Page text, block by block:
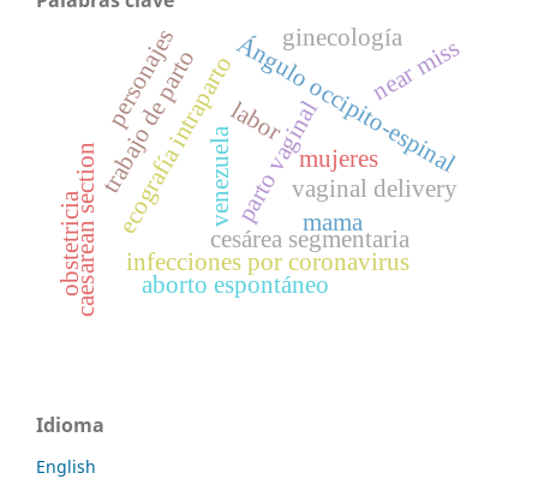
trabajo de parto
ecografía intrapartoÁngulo occipito-espinal
parto vaginal
cesárea segmentaria
labor
vaginal delivery
caesarean section
infecciones por coronavirus
aborto espontáneo
venezuela
obstetricia
personajes ginecología
mujeres
mama
near miss
Idioma
English